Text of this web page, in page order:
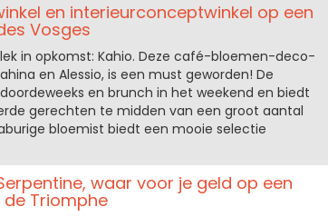
en interieurconceptwinkel op een
Vosges
in opkomst: Kahio. Deze café-bloemen-deco-
en Alessio, is een must geworden! De
en brunch in het weekend en biedt
gerechten te midden van een groot aantal
bloemist biedt een mooie selectie
waar voor je geld op een
Triomphe